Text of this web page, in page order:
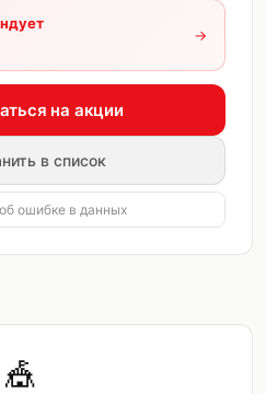
→
на акции
в список
ошибке в данных
🎪